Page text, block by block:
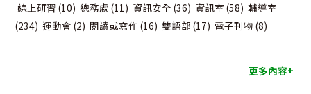
線上研習 (10) 總務處 (11) 資訊安全 (36) 資訊室 (58) 輔導室
(234) 運動會 (2) 閱讀或寫作 (16) 雙語部 (17) 電子刊物 (8)
更多內容+